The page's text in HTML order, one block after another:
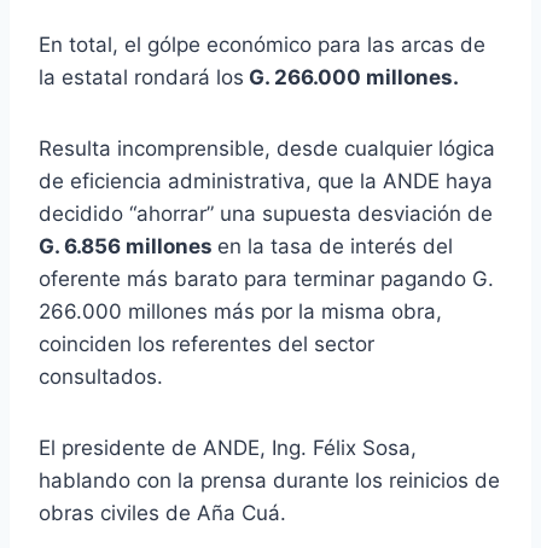
En total, el gólpe económico para las arcas de
la estatal rondará los G. 266.000 millones.
Resulta incomprensible, desde cualquier lógica
de eficiencia administrativa, que la ANDE haya
decidido “ahorrar” una supuesta desviación de
G. 6.856 millones en la tasa de interés del
oferente más barato para terminar pagando G.
266.000 millones más por la misma obra,
coinciden los referentes del sector
consultados.
El presidente de ANDE, Ing. Félix Sosa,
hablando con la prensa durante los reinicios de
obras civiles de Aña Cuá.